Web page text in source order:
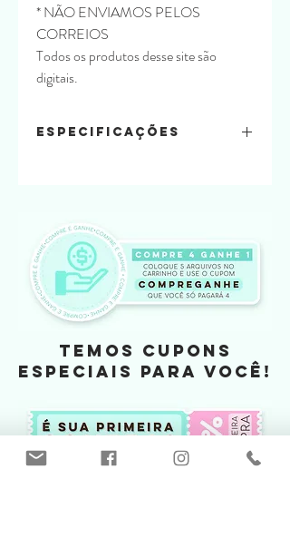
* NÃO ENVIAMOS PELOS
CORREIOS
Todos os produtos desse site são
digitais.
Especificações
Papel offset 240
Tamanho
TEMOS CUPONS
ESPECIAIS PARA VOCÊ!